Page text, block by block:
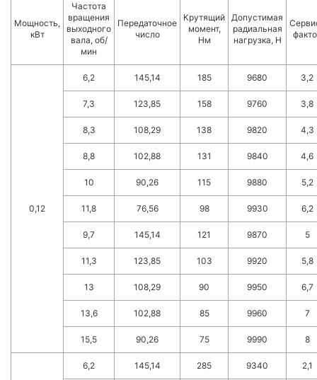
Мощность,
кВт
Частота
вращения
выходного
вала, об/
мин
Передаточное
число
Крутящий
момент,
Нм
Допустимая
радиальная
нагрузка, Н
0,12
6,2 145,14 185 9680 3,2
7,3 123,85 158 9760 3,8
8,3 108,29 138 9820 4,3
8,8 102,88 131 9840 4,6
10 90,26 115 9880 5,2
11,8 76,56 98 9930 6,2
9,7 145,14 121 9870 5
11,3 123,85 103 9920 5,8
13 108,29 90 9950 6,7
13,6 102,88 85 9960 7
15,5 90,26 75 9990 8
6,2 145,14 285 9340 2,1